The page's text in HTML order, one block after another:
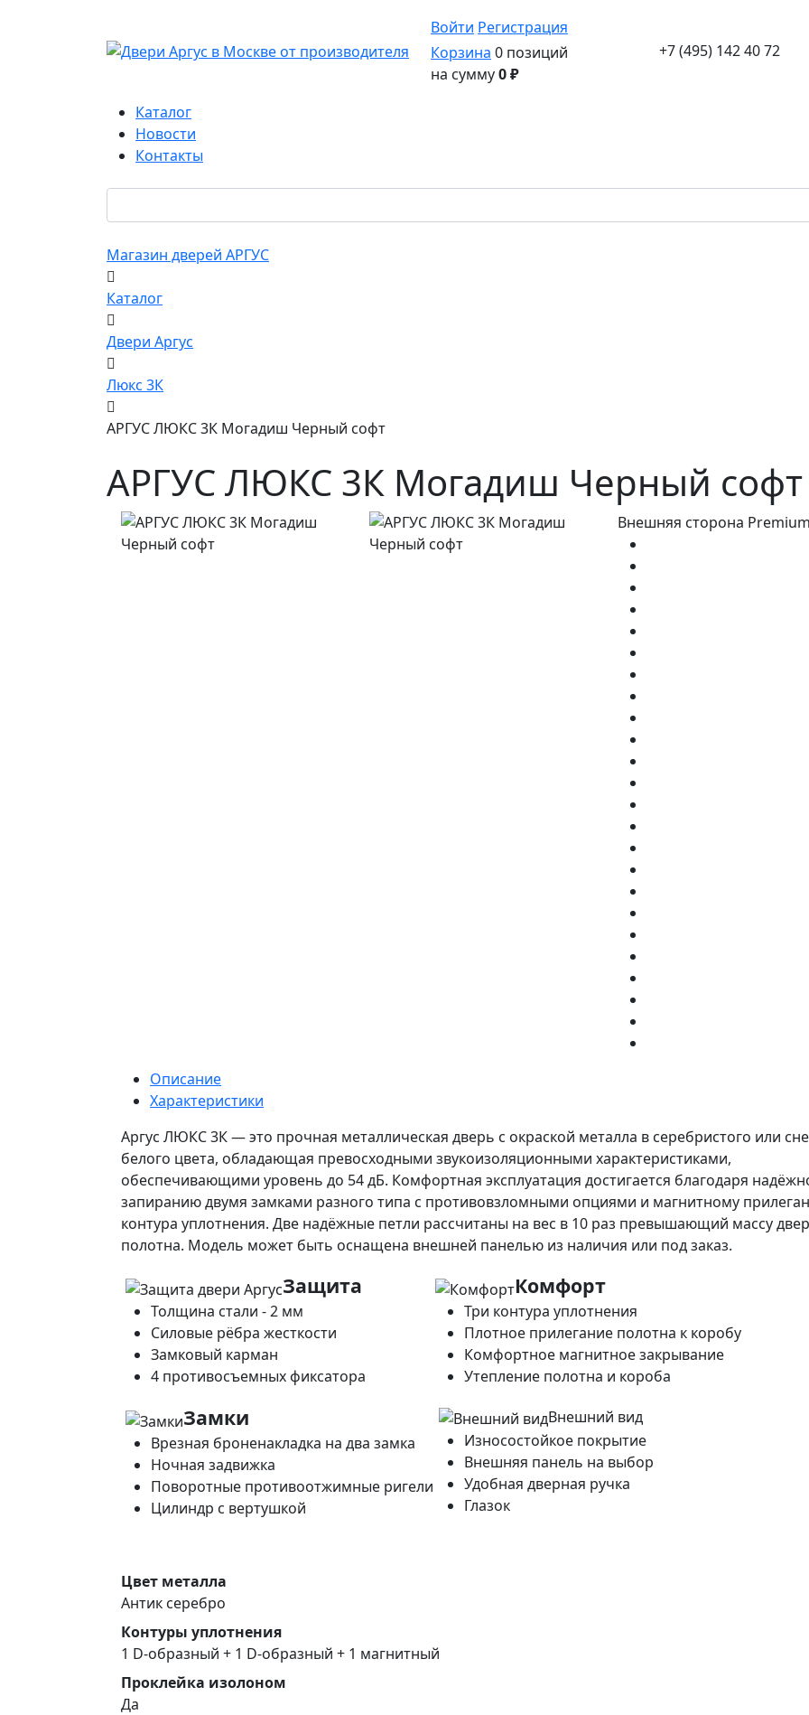
Войти Регистрация
Корзина 0 позиций
на сумму0 ₽
+7 (495) 142 40 72
Каталог
Новости
Контакты
Магазин дверей АРГУС
Каталог
Двери Аргус
Люкс 3К
АРГУС ЛЮКС 3К Могадиш Черный софт
АРГУС ЛЮКС 3К Могадиш Черный софт
Внешняя сторона Premium
Описание
Характеристики
Аргус ЛЮКС 3К — это прочная металлическая дверь с окраской металла в серебристого или
белого цвета, обладающая превосходными звукоизоляционными характеристиками,
обеспечивающими уровень до 54 дБ. Комфортная эксплуатация достигается благодаря
запиранию двумя замками разного типа с противовзломными опциями и магнитному
контура уплотнения. Две надёжные петли рассчитаны на вес в 10 раз превышающий массу
полотна. Модель может быть оснащена внешней панелью из наличия или под заказ.
Защита
Толщина стали - 2 мм
Силовые рёбра жесткости
Замковый карман
4 противосъемных фиксатора
Комфорт
Три контура уплотнения
Плотное прилегание полотна к коробу
Комфортное магнитное закрывание
Утепление полотна и короба
Замки
Врезная броненакладка на два замка
Ночная задвижка
Поворотные противоотжимные ригели
Цилиндр с вертушкой
Внешний вид
Износостойкое покрытие
Внешняя панель на выбор
Удобная дверная ручка
Глазок
Цвет металла
Антик серебро
Контуры уплотнения
1 D-образный + 1 D-образный + 1 магнитный
Проклейка изолоном
Да